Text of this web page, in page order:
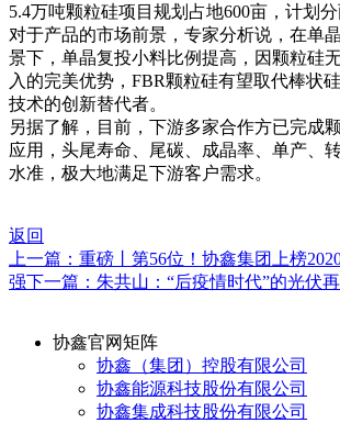
5.4万吨颗粒硅项目规划占地600亩，计划分
对于产品的市场前景，专家分析说，在单
景下，单晶复投小料比例提高，因颗粒硅
入的完美优势，FBR颗粒硅有望取代棒状
技术的创新替代者。
另据了解，目前，下游多家合作方已完成
应用，头尾寿命、尾碳、成晶率、单产、
水准，极大地满足下游客户需求。
返回
上一篇：重磅丨第56位！协鑫集团上榜
强下一篇：朱共山：“后疫情时代”的光伏
协鑫官网矩阵
协鑫（集团）控股有限公司
协鑫能源科技股份有限公司
协鑫集成科技股份有限公司